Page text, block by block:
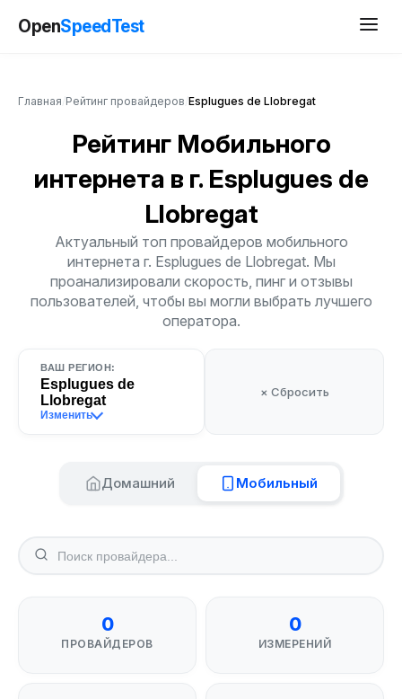
OpenSpeedTest
Главная Рейтинг провайдеров Esplugues de Llobregat
Рейтинг Мобильного
интернета в г. Esplugues de
Llobregat
Актуальный топ провайдеров мобильного
интернета г. Esplugues de Llobregat. Мы
проанализировали скорость, пинг и отзывы
пользователей, чтобы вы могли выбрать лучшего
оператора.
ВАШ РЕГИОН:
Esplugues de
Llobregat
Изменить
× Сбросить
Домашний Мобильный
0
ПРОВАЙДЕРОВ
0
ИЗМЕРЕНИЙ